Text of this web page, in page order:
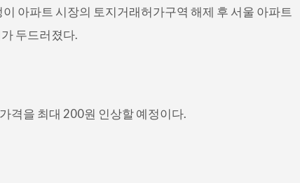
아파트 시장의 토지거래허가구역 해제 후 서울 아파트
두드러졌다.
격을 최대 200원 인상할 예정이다.